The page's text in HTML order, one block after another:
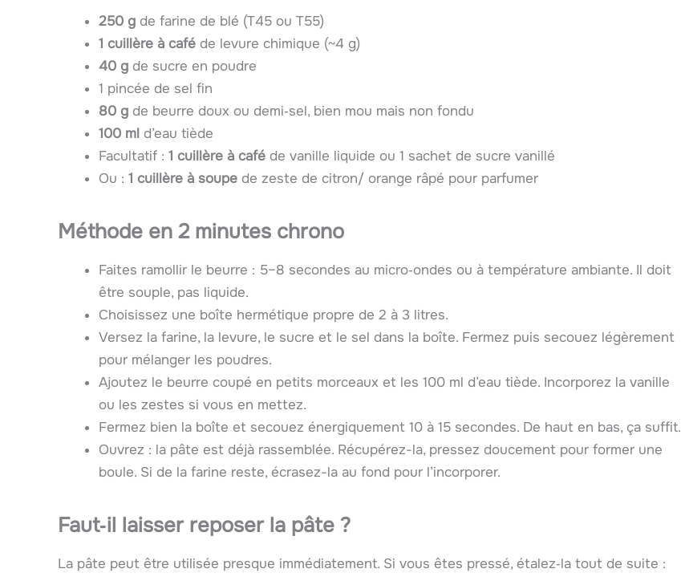
250 g de farine de blé (T45 ou T55)
1 cuillère à café de levure chimique (~4 g)
40 g de sucre en poudre
1 pincée de sel fin
80 g de beurre doux ou demi‑sel, bien mou mais non fondu
100 ml d’eau tiède
Facultatif : 1 cuillère à café de vanille liquide ou 1 sachet de sucre vanillé
Ou : 1 cuillère à soupe de zeste de citron/ orange râpé pour parfumer
Méthode en 2 minutes chrono
Faites ramollir le beurre : 5–8 secondes au micro‑ondes ou à température ambiante. Il doit
être souple, pas liquide.
Choisissez une boîte hermétique propre de 2 à 3 litres.
Versez la farine, la levure, le sucre et le sel dans la boîte. Fermez puis secouez légèrement
pour mélanger les poudres.
Ajoutez le beurre coupé en petits morceaux et les 100 ml d’eau tiède. Incorporez la vanille
ou les zestes si vous en mettez.
Fermez bien la boîte et secouez énergiquement 10 à 15 secondes. De haut en bas, ça suffit.
Ouvrez : la pâte est déjà rassemblée. Récupérez-la, pressez doucement pour former une
boule. Si de la farine reste, écrasez-la au fond pour l’incorporer.
Faut‑il laisser reposer la pâte ?
La pâte peut être utilisée presque immédiatement. Si vous êtes pressé, étalez‑la tout de suite :